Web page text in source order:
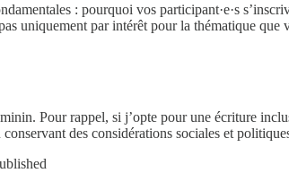
: pourquoi vos participant·e·s
uniquement par intérêt pour la thématique
Pour rappel, si j’opte pour une écriture
des considérations sociales et